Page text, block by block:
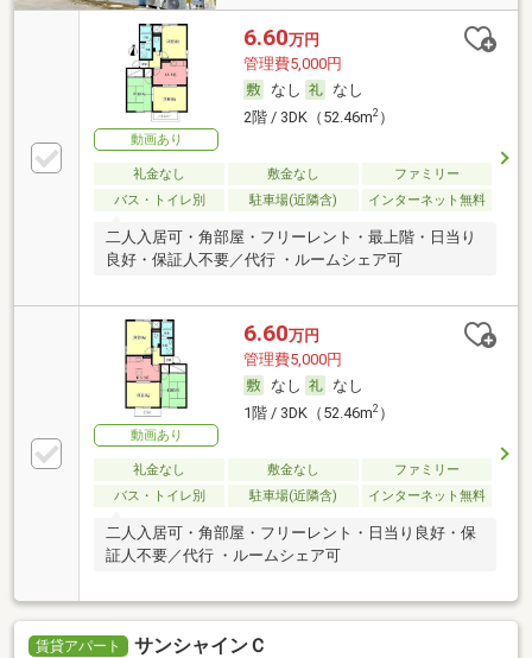
動画あり
6.60万円
管理費5,000円
なし
なし
2階 / 3DK（52.46m2）
礼金なし 敷金なし
ファミリー
バス・トイレ別
駐車場(近隣含) インターネット無料
二人入居可・角部屋・フリーレント・最上階・日当り
良好・保証人不要／代行 ・ルームシェア可
動画あり
6.60万円
管理費5,000円
なし
なし
1階 / 3DK（52.46m2）
礼金なし 敷金なし
ファミリー
バス・トイレ別
駐車場(近隣含) インターネット無料
二人入居可・角部屋・フリーレント・日当り良好・保
証人不要／代行 ・ルームシェア可
賃貸アパート サンシャインＣ